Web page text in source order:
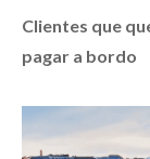
Clientes que
pagar a bordo